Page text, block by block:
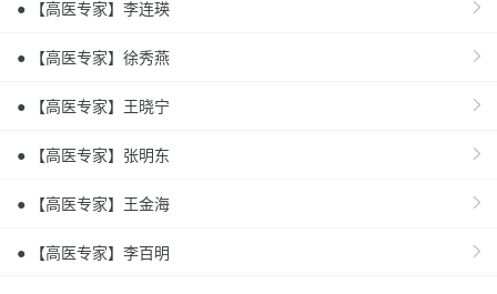
● 【高医专家】李连瑛
● 【高医专家】徐秀燕
● 【高医专家】王晓宁
● 【高医专家】张明东
● 【高医专家】王金海
● 【高医专家】李百明